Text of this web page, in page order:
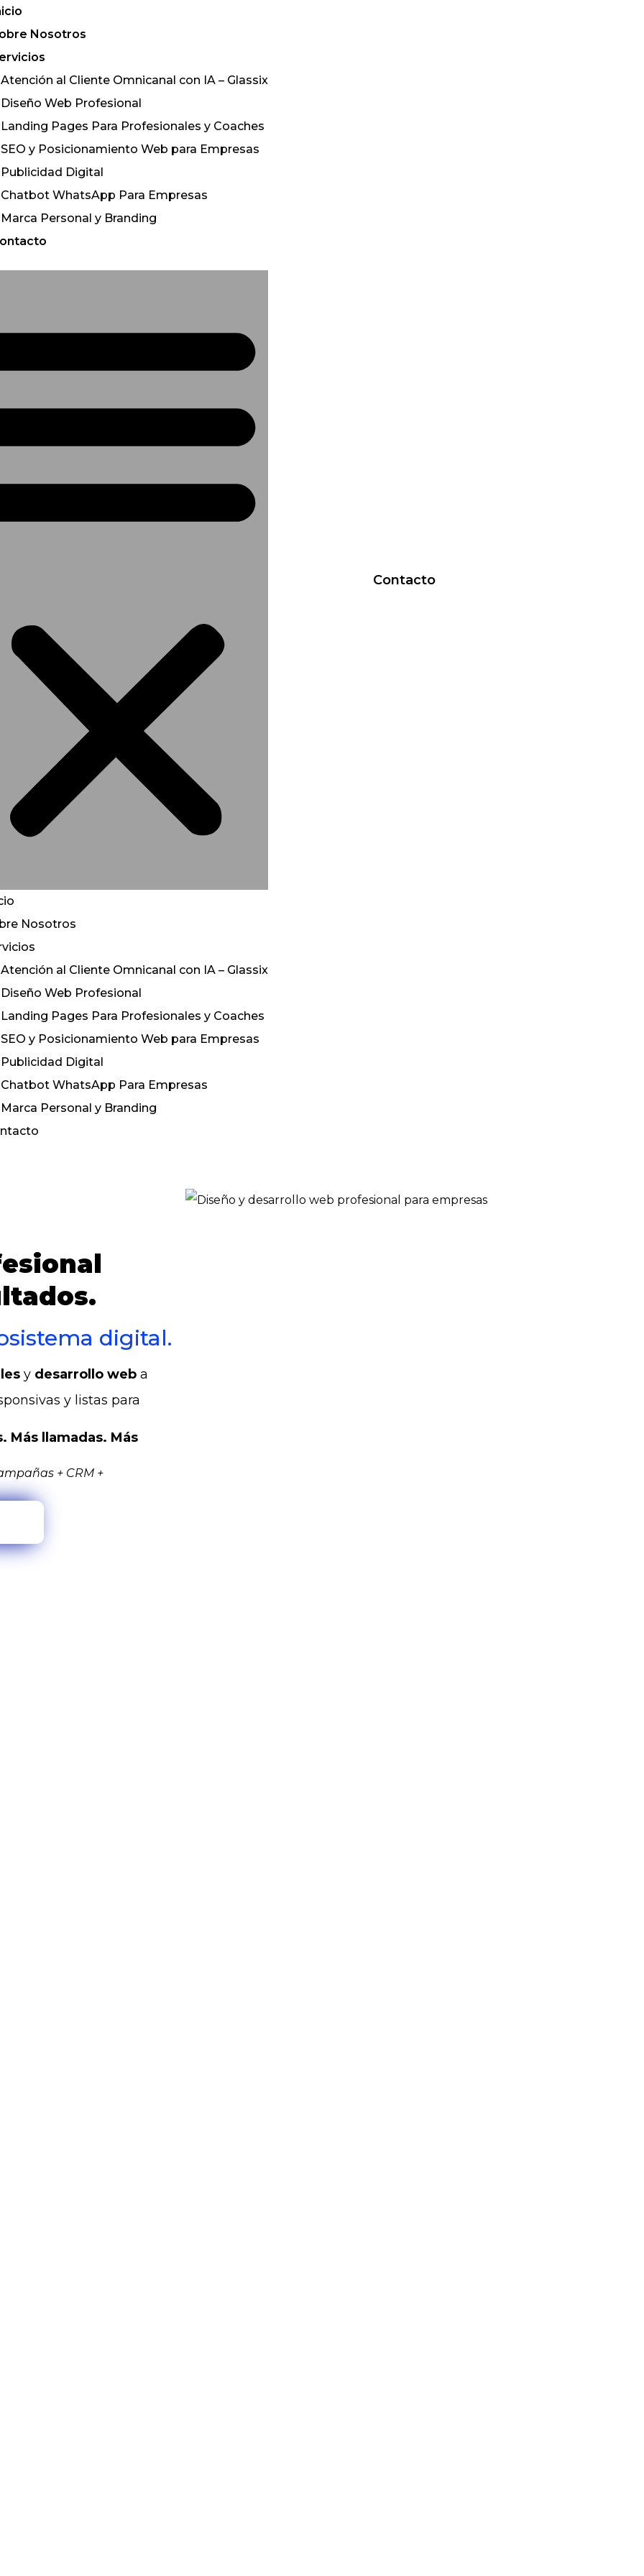
Nosotros
Atención al Cliente Omnicanal con IA – Glassix
Diseño Web Profesional
Landing Pages Para Profesionales y Coaches
SEO y Posicionamiento Web para Empresas
Publicidad Digital
Chatbot WhatsApp Para Empresas
Marca Personal y Branding
Nosotros
Atención al Cliente Omnicanal con IA – Glassix
Diseño Web Profesional
Landing Pages Para Profesionales y Coaches
SEO y Posicionamiento Web para Empresas
Publicidad Digital
Chatbot WhatsApp Para Empresas
Marca Personal y Branding
Contacto
digital.
y desarrollo web a
y listas para
Más llamadas. Más
+ CRM +